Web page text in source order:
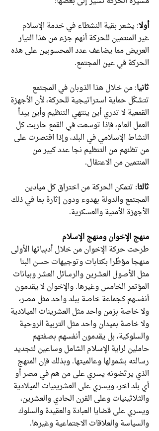
أولا: يشعر بقية النشطاء في خدمة الإسلام
غير المنتمين للحركة أنهم جزء من هذا التيار
العريض مما يضاعف عدد المحسوبين على هذه
الحركة في عين المجتمع.
ثانيا: من خلال هذا الذوبان في المجتمع
تتشكّل حماية استراتيجية للحركة، لأن الأجهزة
القمعية لا تدري أين ينتهي التنظيم وأين يبدأ
العمل العام، فإذا توسعت في القمع حاربت كل
النشاط الإسلامي في البلد، وإذا اقتصرت على
من تظنهم من التنظيم نجا عدد كبير من
المنتمين من الاعتقال.
ثالثا: تتمكن الحركة من اختراق كل ميادين
المجتمع والدولة بهدوء ودون إثارة بما في ذلك
الأجهزة الأمنية والعسكرية.
منهج الإخوان ومنهج الإسلام
طرحت حركة الإخوان من خلال أدبياتها الأولى
منهجا مؤطّرا بكتابات وتوجيهات حسن البنا
مثل الأصول العشرين والرسائل العشر وبيانات
المؤتمر الخامس وغيرها. والإخوان لا يقدمون
أنفسهم كجماعة خاصة ببلد واحد مثل مصر،
ولا خاصة بزمن واحد مثل العشرينات الميلادية
ولا خاصة بميدان واحد مثل التربية الروحية
والسلوكية، بل يقدمون أنفسهم بصفتهم
حاملين لراية الإسلام الشامل وساعين لتجديد
رسالته بشمولها وعالميتها. وبذلك فإن المنهج
الذي يرتَضونه يسري على من هم في مصر أو
أي بلد آخر، ويسري على العشرينيات الميلادية
والثلاثينيات وعلى القرن الحادي والعشرين،
ويسري على قضايا العبادة والعقيدة والسلوك
والسياسة والعلاقات الاجتماعية وغيرها.